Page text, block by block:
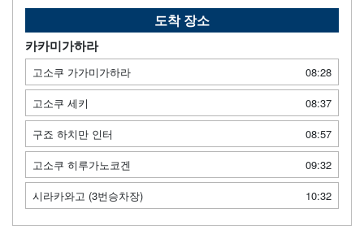
도착 장소
카카미가하라
고소쿠 가가미가하라
08:28
고소쿠 세키
08:37
구죠 하치만 인터
08:57
고소쿠 히루가노코겐
09:32
시라카와고 (3번승차장)
10:32